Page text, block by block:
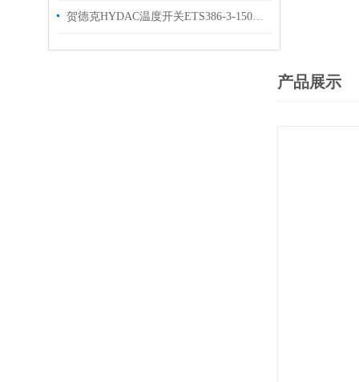
贺德克HYDAC温度开关ETS386-3-150-000介绍
产品展示